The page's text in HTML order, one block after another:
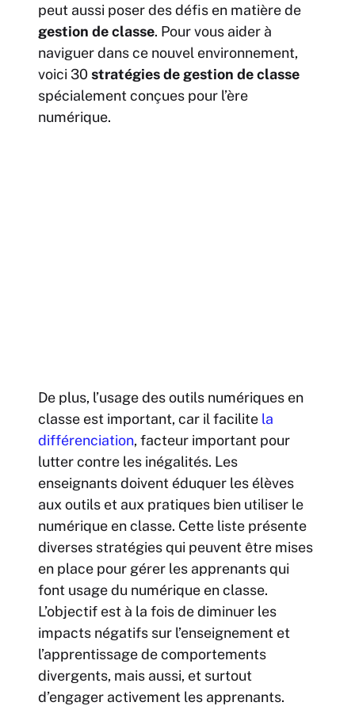
peut aussi poser des défis en matière de
gestion de classe. Pour vous aider à
naviguer dans ce nouvel environnement,
voici 30stratégies de gestion de classe
spécialement conçues pour l’ère
numérique.
De plus, l’usage des outils numériques en
classe est important, car il facilite la
différenciation, facteur important pour
lutter contre les inégalités. Les
enseignants doivent éduquer les élèves
aux outils et aux pratiques bien utiliser le
numérique en classe. Cette liste présente
diverses stratégies qui peuvent être mises
en place pour gérer les apprenants qui
font usage du numérique en classe.
L’objectif est à la fois de diminuer les
impacts négatifs sur l’enseignement et
l’apprentissage de comportements
divergents, mais aussi, et surtout
d’engager activement les apprenants.